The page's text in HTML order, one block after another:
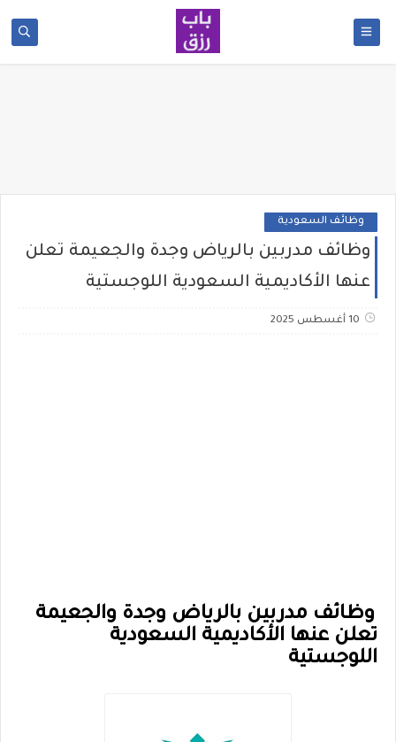
وظائف السعودية
وظائف مدربين بالرياض وجدة والجعيمة تعلن
عنها الأكاديمية السعودية اللوجستية
10 أغسطس 2025
وظائف مدربين بالرياض وجدة والجعيمة
تعلن عنها الأكاديمية السعودية
اللوجستية